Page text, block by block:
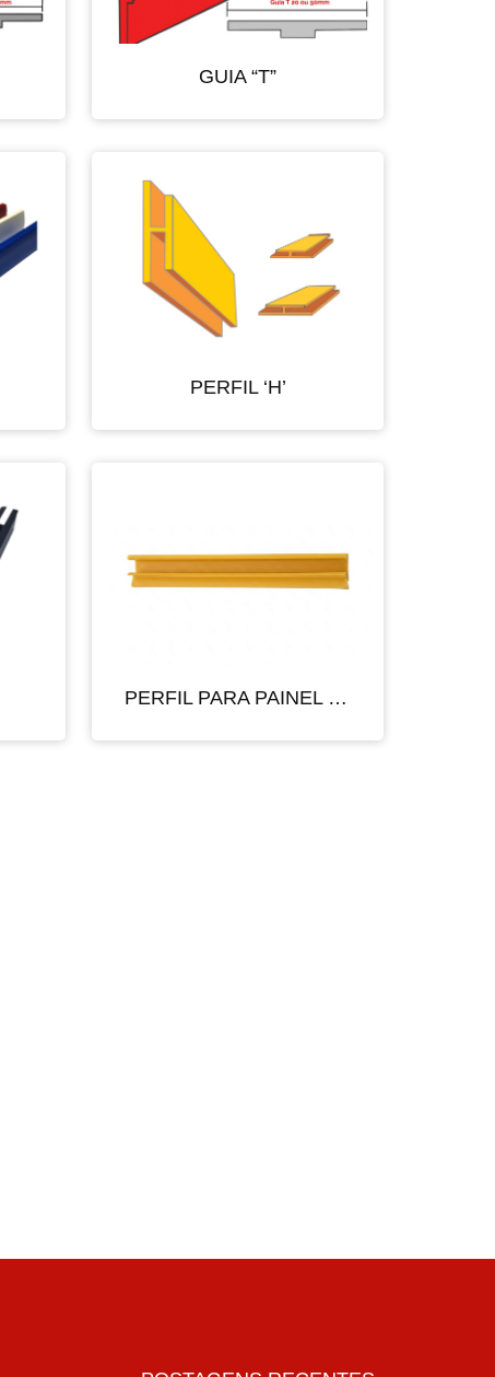
GUIA “T”
PERFIL ‘H’
PERFIL PARA PAINEL CANALETADO